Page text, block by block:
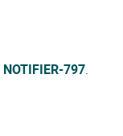
NOTIFIER-797.